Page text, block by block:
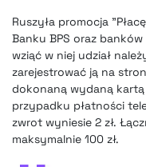
FINTEKEXTRA
OKIEM EKSPERTA
Ruszyła promocja
Banku BPS oraz
wziąć w niej udział
zarejestrować ją na
dokonaną wydaną kartą
przypadku płatności
zwrot wyniesie 2 zł.
maksymalnie 100 zł.